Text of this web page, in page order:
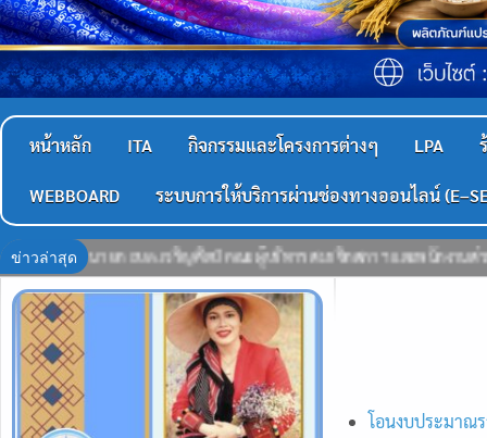
หน้าหลัก ITA กิจกรรมและโครงการต่างๆ LPA
WEBBOARD ระบบการให้บริการผ่านช่องทางออนไลน์
ข่าวล่าสุด
มาชิกสภาฯ และพนักงานส่วนตำบล ร่วมใจแสดงพลังความจงรักภักดี ร่วมกิ
โอนงบประมาณ